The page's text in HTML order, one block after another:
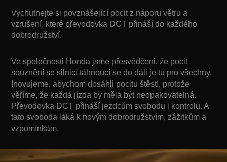
Vychutnejte si povznášející pocit z náporu větru a
vzrušení, které převodovka DCT přináší do každého
dobrodružství.
Ve společnosti Honda jsme přesvědčeni, že pocit
souznění se silnicí táhnoucí se do dáli je tu pro všechny.
Inovujeme, abychom dosáhli pocitu štěstí, protože
věříme, že každá jízda by měla být neopakovatelná.
Převodovka DCT přináší jezdcům svobodu i kontrolu. A
tato svoboda láká k novým dobrodružstvím, zážitkům a
vzpomínkám.